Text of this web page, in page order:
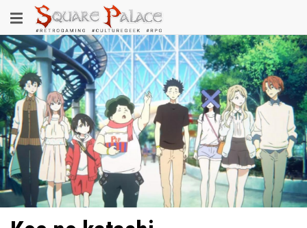
au
contenu
principal
Toggle
navigation